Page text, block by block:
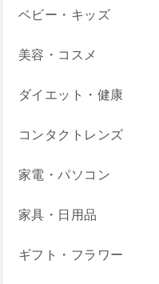
ベビー・キッズ
美容・コスメ
ダイエット・健康
コンタクトレンズ
家電・パソコン
家具・日用品
ギフト・フラワー